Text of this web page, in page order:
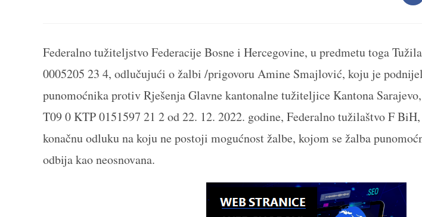
in
Federalno tužiteljstvo Federacije Bosne i Hercegovine, u predmetu toga
0005205 23 4, odlučujući o žalbi /prigovoru Amine Smajlović, koju je
punomoćnika protiv Rješenja Glavne kantonalne tužiteljice Kantona
T09 0 KTP 0151597 21 2 od 22. 12. 2022. godine, Federalno tužilaštvo F
konačnu odluku na koju ne postoji mogućnost žalbe, kojom se žalba
odbija kao neosnovana.